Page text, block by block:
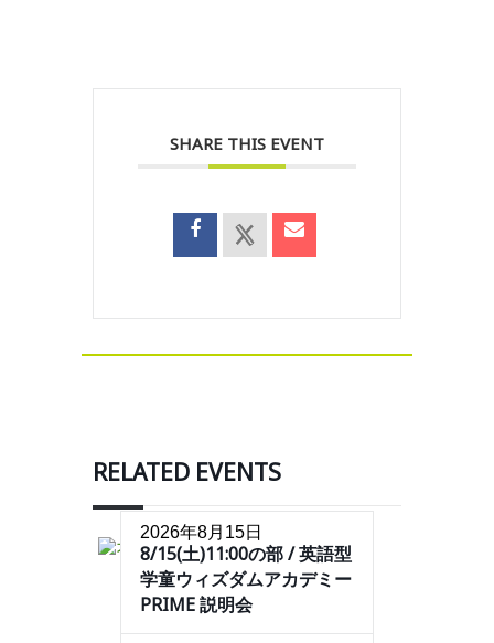
SHARE THIS EVENT
RELATED EVENTS
2026年8月15日
8/15(土)11:00の部 / 英語型
学童ウィズダムアカデミー
PRIME 説明会